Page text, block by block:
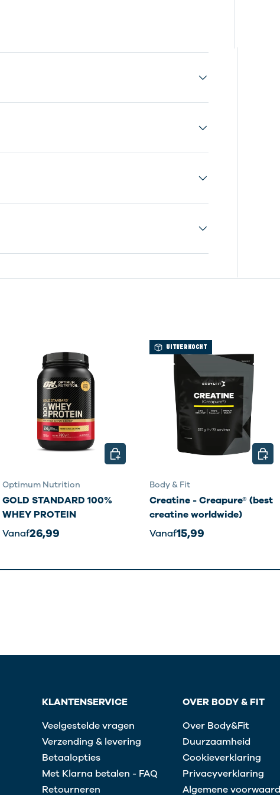
Optimum Nutrition
GOLD STANDARD 100%
WHEY PROTEIN
Vanaf26,99
KIES MOGELIJKHEDEN
UITVERKOCHT
Body & Fit
Creatine - Creapure® (best
creatine worldwide)
Vanaf15,99
KIES
KLANTENSERVICE
Veelgestelde vragen
Verzending & levering
Betaalopties
Met Klarna betalen - FAQ
Retourneren
OVER BODY & FIT
Over Body&Fit
Duurzaamheid
Cookieverklaring
Privacyverklaring
Algemene